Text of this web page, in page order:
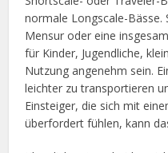
normale Longscale-Bässe.
Mensur oder eine
für Kinder, Jugendliche,
Nutzung angenehm sein.
leichter zu transportieren
Einsteiger, die sich mit
überfordert fühlen, kann